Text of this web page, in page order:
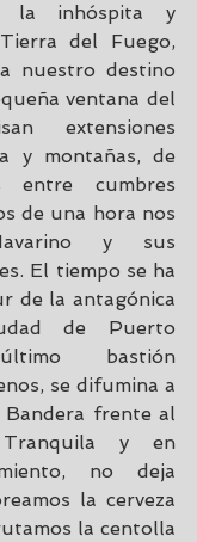
la inhóspita y
del Fuego,
nuestro destino
ventana del
extensiones
y montañas, de
entre cumbres
de una hora nos
y sus
El tiempo se ha
de la antagónica
de Puerto
bastión
se difumina a
Bandera frente al
y en
no deja
la cerveza
la centolla